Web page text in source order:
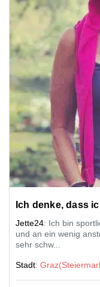
Ich denke, dass
Jette24: Ich bin
und an ein wenig
sehr schw...
Stadt: